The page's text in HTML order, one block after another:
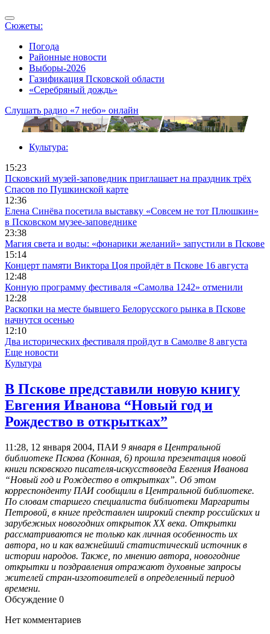
Сюжеты:
Погода
Районные новости
Выборы-2026
Газификация Псковской области
«Серебряный дождь»
Слушать радио «7 небо» онлайн
Культура:
15:23
Псковский музей-заповедник приглашает на праздник трёх
Спасов по Пушкинской карте
12:36
Елена Синёва посетила выставку «Совсем не тот Плюшкин»
в Псковском музее-заповеднике
23:38
Магия света и воды: «фонарики желаний» запустили в Пскове
15:14
Концерт памяти Виктора Цоя пройдёт в Пскове 16 августа
12:48
Конную программу фестиваля «Самолва 1242» отменили
12:28
Раскопки на месте бывшего Белорусского рынка в Пскове
начнутся осенью
12:10
Два исторических фестиваля пройдут в Самолве 8 августа
Еще новости
Культура
В Пскове представили новую книгу
Евгения Иванова “Новый год и
Рождество в открытках”
11:28, 12 января 2004, ПАИ 9 января в Центральной
библиотеке Пскова (Конная, 6) прошла презентация новой
книги псковского писателя-искусствоведа Евгения Иванова
“Новый год и Рождество в открытках”. Об этом
корреспонденту ПАИ сообщили в Центральной библиотеке.
По словам старшего специалиста библиотеки Маргариты
Петровой, в книге представлен широкий спектр российских и
зарубежных новогодних открыток XX века. Открытки
рассматриваются не только как личная особенность их
автора, но и как важнейший статистический источник в
истории народов. Также, по мнению автора, новогодние
открытки и поздравления отражают духовные запросы
жителей стран-изготовителей в определенный период
времени.
Обсуждение 0
Нет комментариев